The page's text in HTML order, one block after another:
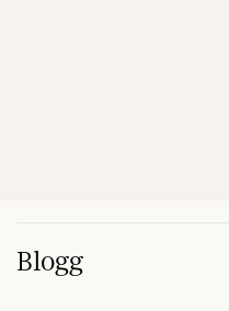
Blogg